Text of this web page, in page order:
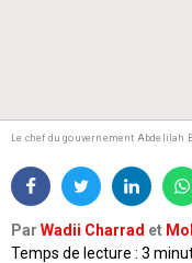
Le chef du gouvernement Abdelilah
Par Wadii Charrad et
Temps de lecture : 3